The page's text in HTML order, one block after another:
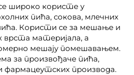
широко користе у
пића, сокова, млечних
Користи се за мешање и
материјала, а
мешају помешавањем.
за произвођаче пића,
фармацеутских производа.